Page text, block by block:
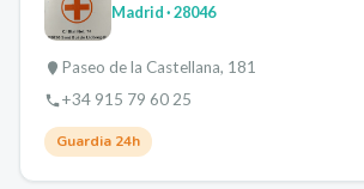
Madrid· 28046
Paseo de la Castellana, 181
+34 915 79 60 25
Guardia 24h